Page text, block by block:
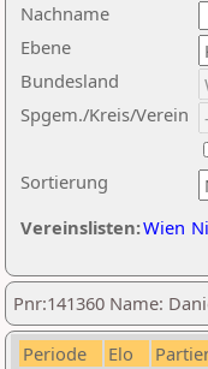
Nachname
Ebene
Sortierung
Bundesland
Spgem./Kreis/Verein
Vereinslisten:Wien
Pnr:141360 Name:
Periode Elo